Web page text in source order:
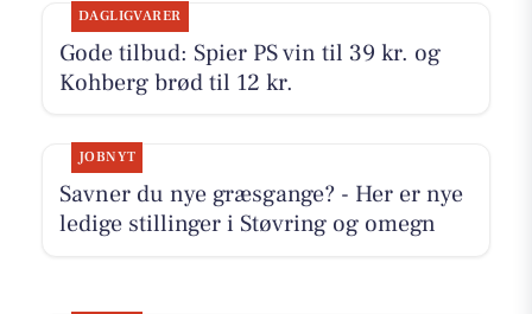
DAGLIGVARER
Gode tilbud: Spier PS vin til 39 kr. og
Kohberg brød til 12 kr.
JOBNYT
Savner du nye græsgange? - Her er nye
ledige stillinger i Støvring og omegn